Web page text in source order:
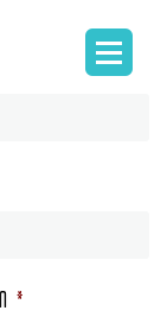
*